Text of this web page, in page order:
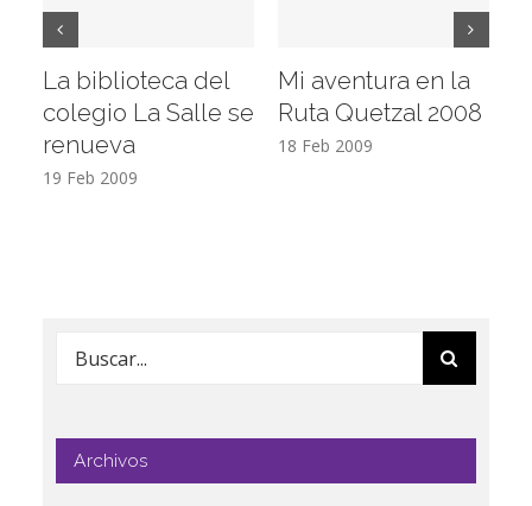
La biblioteca del
colegio La Salle se
renueva
19 Feb 2009
Mi aventura en la
Ruta Quetzal 2008
18 Feb 2009
Buscar:
Archivos